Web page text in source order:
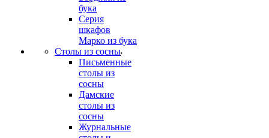
бука
Серия
шкафов
Марко из бука
Столы из сосны
Письменные
столы из
сосны
Дамские
столы из
сосны
Журнальные